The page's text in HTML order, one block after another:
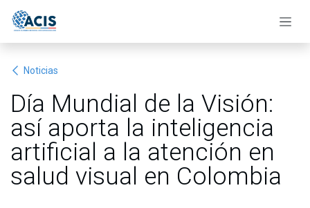
Noticias
Día Mundial de la Visión:
así aporta la inteligencia
artificial a la atención en
salud visual en Colombia